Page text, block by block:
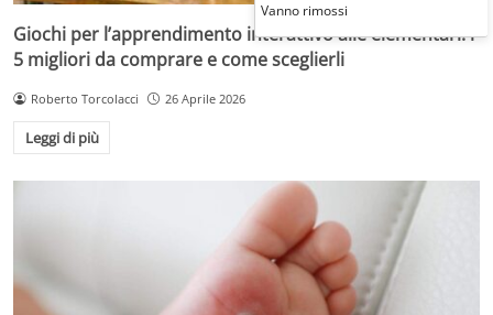
Giochi per l’apprendimento interattivo alle elementari: i
5 migliori da comprare e come sceglierli
Roberto Torcolacci 26 Aprile 2026
Leggi di più
Vanno rimossi